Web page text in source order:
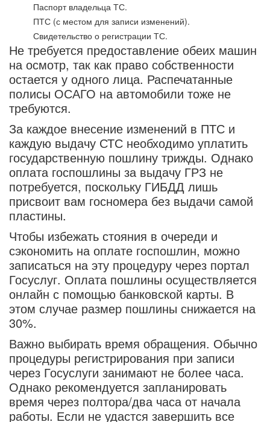
Паспорт владельца ТС.
ПТС (с местом для записи изменений).
Свидетельство о регистрации ТС.
Не требуется предоставление обеих машин
на осмотр, так как право собственности
остается у одного лица. Распечатанные
полисы ОСАГО на автомобили тоже не
требуются.
За каждое внесение изменений в ПТС и
каждую выдачу СТС необходимо уплатить
государственную пошлину трижды. Однако
оплата госпошлины за выдачу ГРЗ не
потребуется, поскольку ГИБДД лишь
присвоит вам госномера без выдачи самой
пластины.
Чтобы избежать стояния в очереди и
сэкономить на оплате госпошлин, можно
записаться на эту процедуру через портал
Госуслуг. Оплата пошлины осуществляется
онлайн с помощью банковской карты. В
этом случае размер пошлины снижается на
30%.
Важно выбирать время обращения. Обычно
процедуры регистрирования при записи
через Госуслуги занимают не более часа.
Однако рекомендуется запланировать
время через полтора/два часа от начала
работы. Если не удастся завершить все